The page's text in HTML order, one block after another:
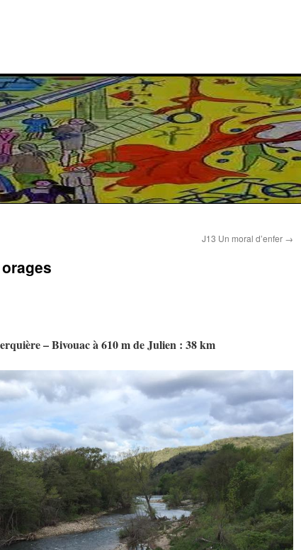
J13 Un moral d’enfer →
– Bivouac à 610 m de Julien : 38 km